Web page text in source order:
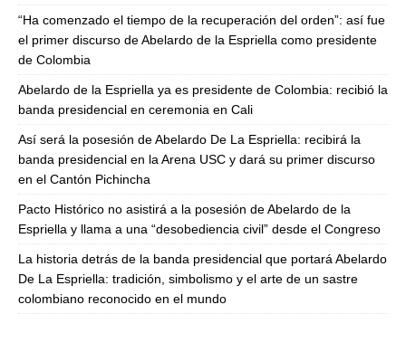
“Ha comenzado el tiempo de la recuperación del orden”: así fue
el primer discurso de Abelardo de la Espriella como presidente
de Colombia
Abelardo de la Espriella ya es presidente de Colombia: recibió la
banda presidencial en ceremonia en Cali
Así será la posesión de Abelardo De La Espriella: recibirá la
banda presidencial en la Arena USC y dará su primer discurso
en el Cantón Pichincha
Pacto Histórico no asistirá a la posesión de Abelardo de la
Espriella y llama a una “desobediencia civil” desde el Congreso
La historia detrás de la banda presidencial que portará Abelardo
De La Espriella: tradición, simbolismo y el arte de un sastre
colombiano reconocido en el mundo